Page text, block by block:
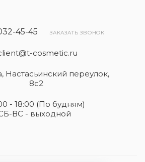
45-45 ЗАКАЗАТЬ ЗВОНОК
cosmetic.ru
Настасьинский переулок,
8с2
- 18:00 (По будням)
ВС - выходной